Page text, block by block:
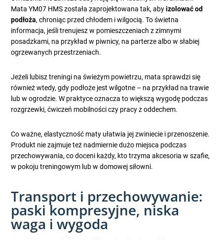
Mata YM07 HMS została zaprojektowana tak, abyizolować od
podłoża, chroniąc przed chłodem i wilgocią. To świetna
informacja, jeśli trenujesz w pomieszczeniach z zimnymi
posadzkami, na przykład w piwnicy, na parterze albo w słabiej
ogrzewanych przestrzeniach.
Jeżeli lubisz treningi na świeżym powietrzu, mata sprawdzi się
również wtedy, gdy podłoże jest wilgotne – na przykład na trawie
lub w ogrodzie. W praktyce oznacza to większą wygodę podczas
rozgrzewki, ćwiczeń mobilności czy pracy z oddechem.
Co ważne, elastyczność maty ułatwia jej zwiniecie i przenoszenie.
Produkt nie zajmuje też nadmiernie dużo miejsca podczas
przechowywania, co doceni każdy, kto trzyma akcesoria w szafie,
w pokoju treningowym lub w domowej siłowni.
Transport i przechowywanie:
paski kompresyjne, niska
waga i wygoda